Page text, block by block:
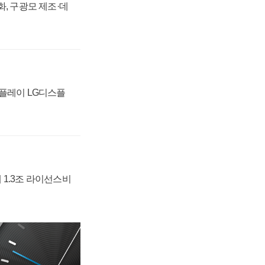
구광모 제조·데
레이 LG디스플
조 라이선스비